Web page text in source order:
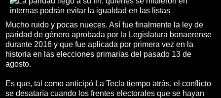
Mucho ruido y pocas nueces. Así fue finalmente la ley de
paridad de género aprobada por la Legislatura bonaerense
durante 2016 y que fue aplicada por primera vez en la
historia en las elecciones primarias del pasado 13 de
agosto.
Es que, tal como anticipó La Tecla tiempo atrás, el conflicto
se desataría cuando los frentes electorales que se hayan